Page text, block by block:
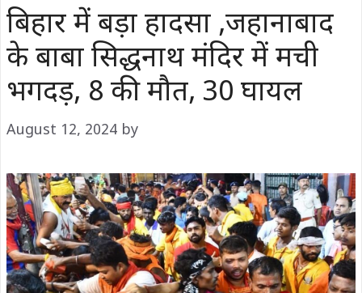
बिहार में बड़ा हादसा ,जहानाबाद
के बाबा सिद्धनाथ मंदिर में मची
भगदड़, 8 की मौत, 30 घायल
August 12, 2024 by